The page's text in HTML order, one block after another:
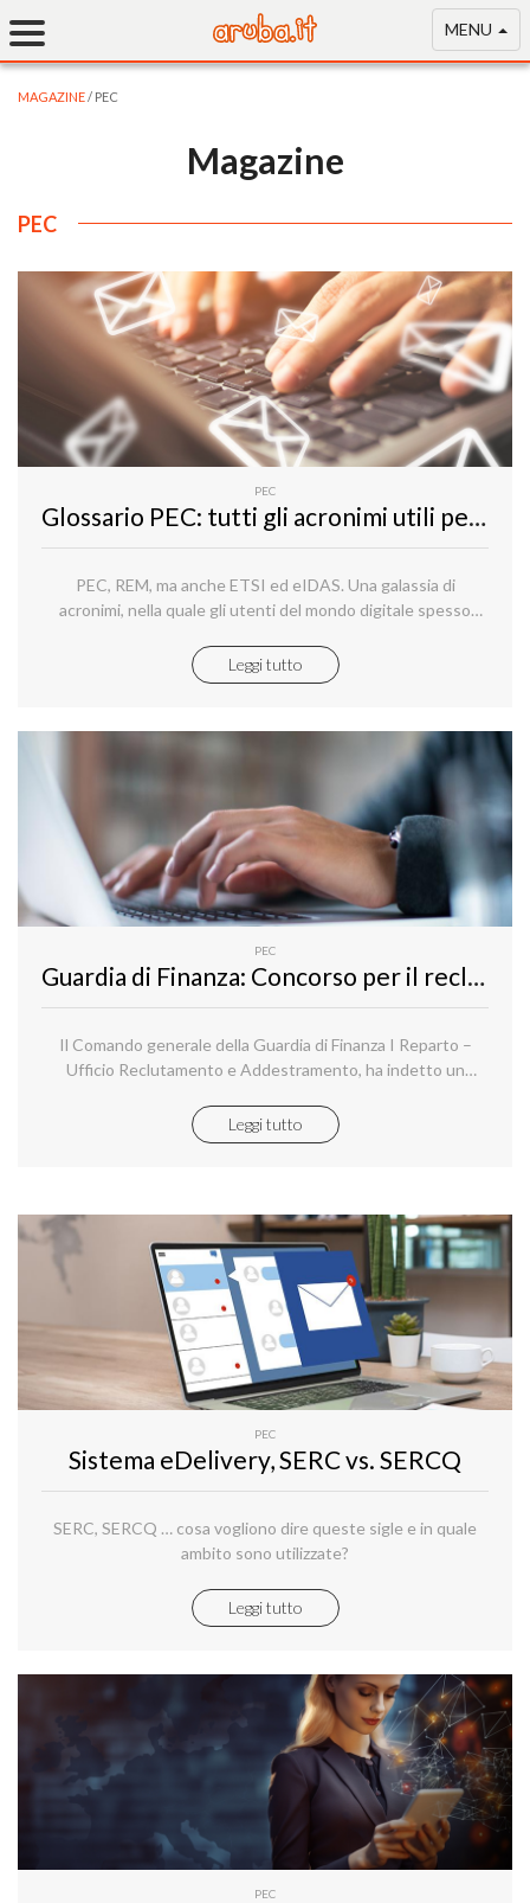
MENU
MAGAZINE/ PEC
Magazine
PEC
PEC
Glossario PEC: tutti gli acronimi utili per orientarsi nel mondo digitale
PEC, REM, ma anche ETSI ed eIDAS. Una galassia di
acronimi, nella quale gli utenti del mondo digitale spesso
sigle?
Leggi tutto
PEC
Guardia di Finanza: Concorso per il reclutamento di n. 1673 Allievi Finanzieri, per l’iscrizione è necessaria la PEC
Il Comando generale della Guardia di Finanza I Reparto –
Ufficio Reclutamento e Addestramento, ha indetto un
allievi finanzieri – anno 2023.
Leggi tutto
PEC
Sistema eDelivery, SERC vs. SERCQ
SERC, SERCQ … cosa vogliono dire queste sigle e in quale
ambito sono utilizzate?
Leggi tutto
PEC